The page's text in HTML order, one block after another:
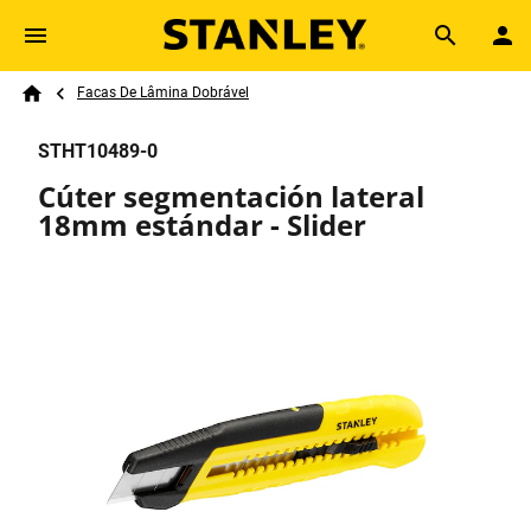
Skip to main content
Search
Breadcrumb
Facas De Lâmina Dobrável
STHT10489-0
Cúter segmentación lateral
18mm estándar - Slider